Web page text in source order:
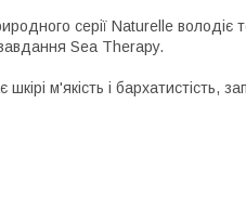
серії Naturelle
Sea Therapy.
м'якість і бархатистість,